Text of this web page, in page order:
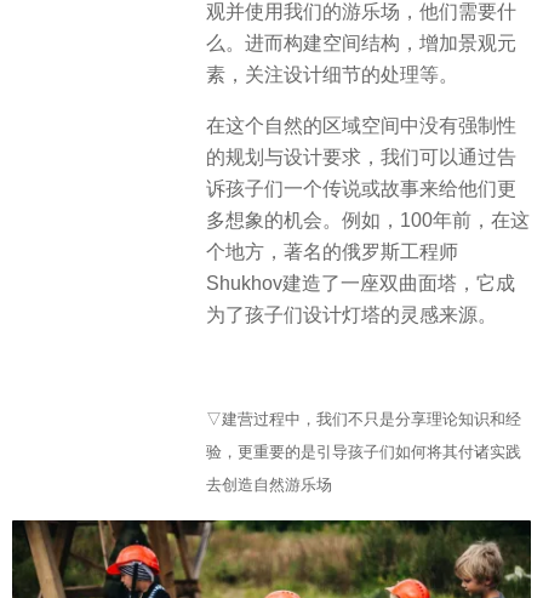
观并使用我们的游乐场，他们需要什
么。进而构建空间结构，增加景观元
素，关注设计细节的处理等。
在这个自然的区域空间中没有强制性
的规划与设计要求，我们可以通过告
诉孩子们一个传说或故事来给他们更
多想象的机会。例如，100年前，在这
个地方，著名的俄罗斯工程师
Shukhov建造了一座双曲面塔，它成
为了孩子们设计灯塔的灵感来源。
▽建营过程中，我们不只是分享理论知识和经
验，更重要的是引导孩子们如何将其付诸实践
去创造自然游乐场